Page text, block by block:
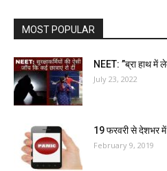
MOST POPULAR
NEET: ”ब्रा हाथ
July 23, 2022
19 फरवरी से देशभर
February 9, 2019